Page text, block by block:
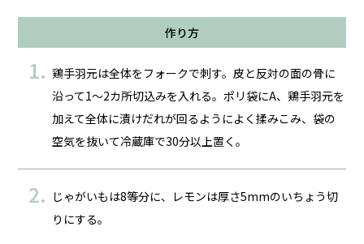
作り方
鶏手羽元は全体をフォークで刺す。皮と反対の面の骨に
沿って1～2カ所切込みを入れる。ポリ袋にA、鶏手羽元を
加えて全体に漬けだれが回るようによく揉みこみ、袋の
空気を抜いて冷蔵庫で30分以上置く。
じゃがいもは8等分に、レモンは厚さ5mmのいちょう切
りにする。